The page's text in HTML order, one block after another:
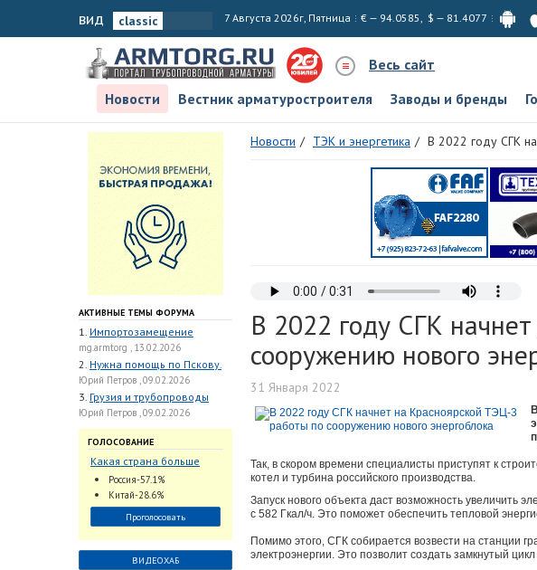
вид 7 Августа 2026г, Пятница € — 94.0585, $ — 81.4077
Весь сайт
Новости
Вестник арматуростроителя Заводы и бренды
АКТИВНЫЕ ТЕМЫ ФОРУМА
1. Импортозамещение
mg.armtorg , 13.02.2026
2. Нужна помощь по Пскову.
Юрий Петров , 09.02.2026
3. Грузия и трубопроводы
Юрий Петров , 09.02.2026
ГОЛОСОВАНИЕ
Какая страна больше
всего поставляет
трубопроводную
арматуру в химическую
отрасль?
Россия-57.1%
Китай-28.6%
Проголосовать
ВИДЕОХАБ
Новости ТЭК и энергетика В 2022 году СГК
В 2022 году СГК
сооружению нового
31 Января 2022
Так, в скором времени специалисты приступят к
котел и турбина российского производства.
Запуск нового объекта даст возможность увеличить
с 582 Гкал/ч. Это поможет обеспечить тепловой
Помимо этого, СГК собирается возвести на станции
электроэнергии. Это позволит создать замкнутый